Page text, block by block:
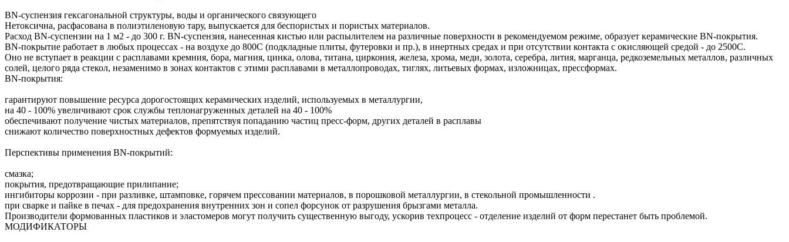
BN-суспензия гексагональной структуры, воды и органического связующего
Нетоксична, расфасована в полиэтиленовую тару, выпускается для беспористых и пористых материалов.
Расход BN-суспензии на 1 м2 - до 300 г. BN-суспензия, нанесенная кистью или распылителем на различные поверхности в рекомендуемом режиме, образует керамические ВN-покрытия.
BN-покрытие работает в любых процессах - на воздухе до 800С (подкладные плиты, футеровки и пр.), в инертных средах и при отсутствии контакта с окисляющей средой - до 2500С.
Оно не вступает в реакции с расплавами кремния, бора, магния, цинка, олова, титана, циркония, железа, хрома, меди, золота, серебра, лития, марганца, редкоземельных металлов, различных
солей, целого ряда стекол, незаменимо в зонах контактов с этими расплавами в металлопроводах, тиглях, литьевых формах, изложницах, прессформах.
BN-покрытия:
гарантируют повышение ресурса дорогостоящих керамических изделий, используемых в металлургии,
на 40 - 100% увеличивают срок службы теплонагруженных деталей на 40 - 100%
обеспечивают получение чистых материалов, препятствуя попаданию частиц пресс-форм, других деталей в расплавы
снижают количество поверхностных дефектов формуемых изделий.
Перспективы применения BN-покрытий:
смазка;
покрытия, предотвращающие прилипание;
ингибиторы коррозии - при разливке, штамповке, горячем прессовании материалов, в порошковой металлургии, в стекольной промышленности .
при сварке и пайке в печах - для предохранения внутренних зон и сопел форсунок от разрушения брызгами металла.
Производители формованных пластиков и эластомеров могут получить существенную выгоду, ускорив техпроцесс - отделение изделий от форм перестанет быть проблемой.
МОДИФИКАТОРЫ